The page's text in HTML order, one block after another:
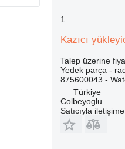
1
Kazıcı
Talep üzerine
Yedek parça -
875600043 -
Türkiye
Colbeyoglu
Satıcıyla